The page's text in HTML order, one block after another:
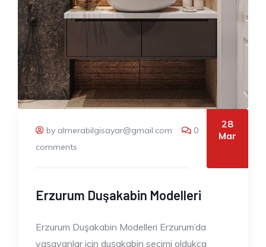
by almerabilgisayar@gmail.com
0
comments
28
Mar
Erzurum Duşakabin Modelleri
Erzurum Duşakabin Modelleri Erzurum’da
yaşayanlar için duşakabin seçimi oldukça